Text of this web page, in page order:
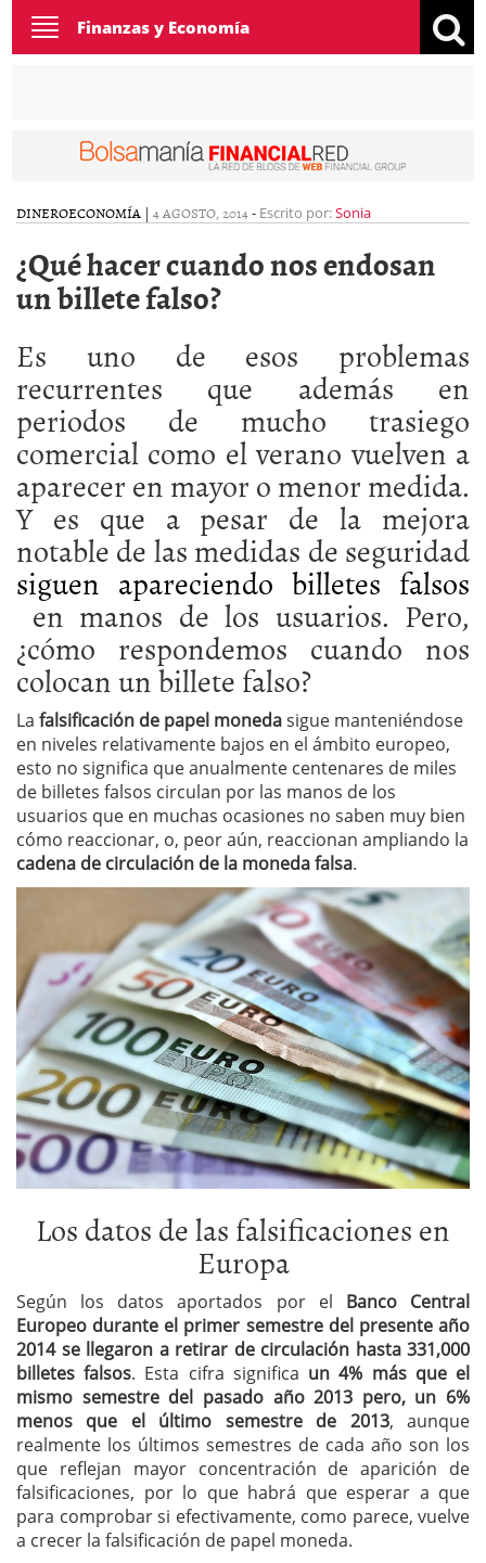
Toggle
navigation
Finanzas y Economía
DINEROECONOMÍA | 4 AGOSTO, 2014- Escrito por:Sonia
¿Qué hacer cuando nos endosan
un billete falso?
Es uno de esos problemas
recurrentes que además en
periodos de mucho trasiego
comercial como el verano vuelven a
aparecer en mayor o menor medida.
Y es que a pesar de la mejora
notable de las medidas de seguridad
siguen apareciendo billetes falsos
en manos de los usuarios. Pero,
¿cómo respondemos cuando nos
colocan un billete falso?
La falsificación de papel monedasigue manteniéndose
en niveles relativamente bajos en el ámbito europeo,
esto no significa que anualmente centenares de miles
de billetes falsos circulan por las manos de los
usuarios que en muchas ocasiones no saben muy bien
cómo reaccionar, o, peor aún, reaccionan ampliando la
cadena de circulación de la moneda falsa.
Los datos de las falsificaciones en
Europa
Según los datos aportados por el Banco Central
Europeo durante el primer semestre del presente año
2014 se llegaron a retirar de circulación hasta 331,000
billetes falsos. Esta cifra significa un 4% más que el
mismo semestre del pasado año 2013 pero, un 6%
menos que el último semestre de 2013, aunque
realmente los últimos semestres de cada año son los
que reflejan mayor concentración de aparición de
falsificaciones, por lo que habrá que esperar a que
para comprobar si efectivamente, como parece, vuelve
a crecer la falsificación de papel moneda.